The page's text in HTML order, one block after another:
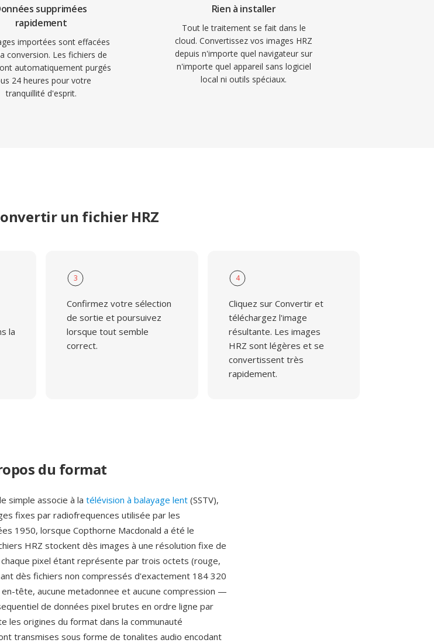
supprimées
rapidement
importées sont effacées
conversion. Les fichiers de
automatiquement purgés
24 heures pour votre
tranquillité d'esprit.
Rien à installer
Tout le traitement se fait dans le
cloud. Convertissez vos images HRZ
depuis n'importe quel navigateur sur
n'importe quel appareil sans logiciel
local ni outils spéciaux.
un fichier HRZ
la
3
Confirmez votre sélection
de sortie et poursuivez
lorsque tout semble
correct.
4
Cliquez sur Convertir et
téléchargez l'image
résultante. Les images
HRZ sont légères et se
convertissent très
rapidement.
du format
simple associe à la télévision à balayage lent (SSTV),
fixes par radiofrequences utilisée par les
1950, lorsque Copthorne Macdonald a été le
HRZ stockent dès images à une résolution fixe de
pixel étant représente par trois octets (rouge,
dès fichiers non compressés d'exactement 184 320
tête, aucune metadonnee et aucune compression —
de données pixel brutes en ordre ligne par
les origines du format dans la communauté
transmises sous forme de tonalites audio encodant